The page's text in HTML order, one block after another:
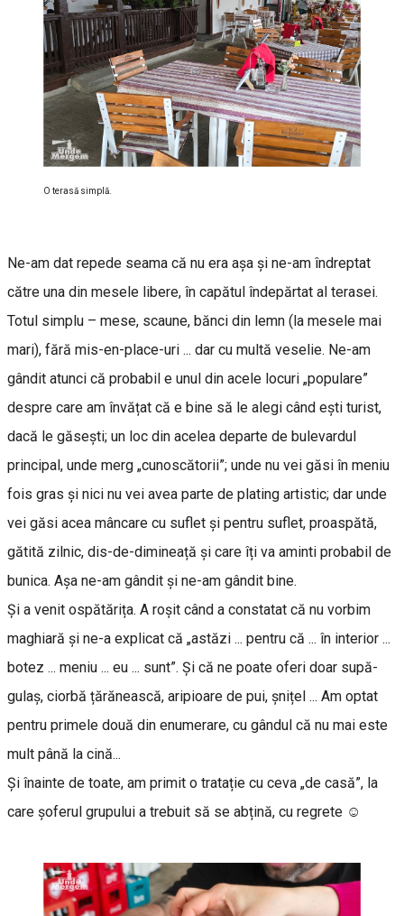
O terasă simplă.
Ne-am dat repede seama că nu era așa și ne-am îndreptat
către una din mesele libere, în capătul îndepărtat al terasei.
Totul simplu – mese, scaune, bănci din lemn (la mesele mai
mari), fără mis-en-place-uri ... dar cu multă veselie. Ne-am
gândit atunci că probabil e unul din acele locuri „populare”
despre care am învățat că e bine să le alegi când ești turist,
dacă le găsești; un loc din acelea departe de bulevardul
principal, unde merg „cunoscătorii”; unde nu vei găsi în meniu
fois gras și nici nu vei avea parte de plating artistic; dar unde
vei găsi acea mâncare cu suflet și pentru suflet, proaspătă,
gătită zilnic, dis-de-dimineață și care îți va aminti probabil de
bunica. Așa ne-am gândit și ne-am gândit bine.
Și a venit ospătărița. A roșit când a constatat că nu vorbim
maghiară și ne-a explicat că „astăzi ... pentru că ... în interior ...
botez ... meniu ... eu ... sunt”. Și că ne poate oferi doar supă-
gulaș, ciorbă țărănească, aripioare de pui, șnițel ... Am optat
pentru primele două din enumerare, cu gândul că nu mai este
mult până la cină...
Și înainte de toate, am primit o tratație cu ceva „de casă”, la
care șoferul grupului a trebuit să se abțină, cu regrete ☺️